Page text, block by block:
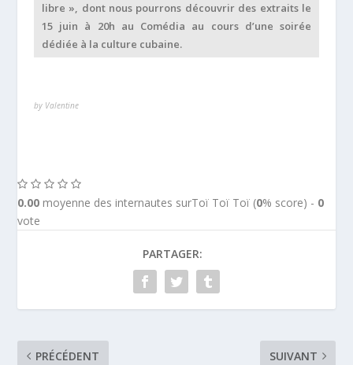
libre », dont nous pourrons découvrir des extraits le
15 juin à 20h au Comédia au cours d’une soirée
dédiée à la culture cubaine.
by Valentine
0.00 moyenne des internautes surToï Toï Toï (0% score) - 0
vote
PARTAGER:
PRÉCÉDENT SUIVANT